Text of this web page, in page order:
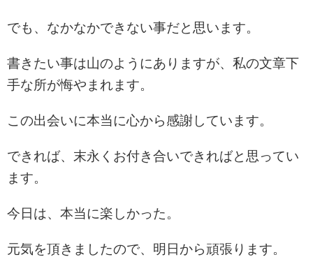
でも、なかなかできない事だと思います。
書きたい事は山のようにありますが、私の文章下
手な所が悔やまれます。
この出会いに本当に心から感謝しています。
できれば、末永くお付き合いできればと思ってい
ます。
今日は、本当に楽しかった。
元気を頂きましたので、明日から頑張ります。